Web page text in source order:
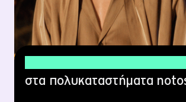
στα πολυκαταστήματα